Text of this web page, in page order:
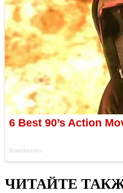
ЧИТАЙТЕ